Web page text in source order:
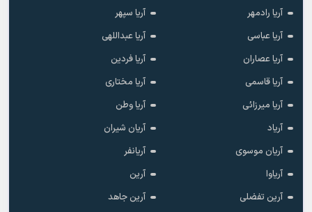
آریا رادمهر
آریا سپهر
آریا عباسی
آریا عبداللهی
آریا عصاران
آریا فردین
آریا قاسمی
آریا مختاری
آریا میرزائی
آریا وطن
آریاد
آریان شیران
آریان موسوی
آریانفر
آریاوا
آرین
آرین تفضلی
آرین جاهد